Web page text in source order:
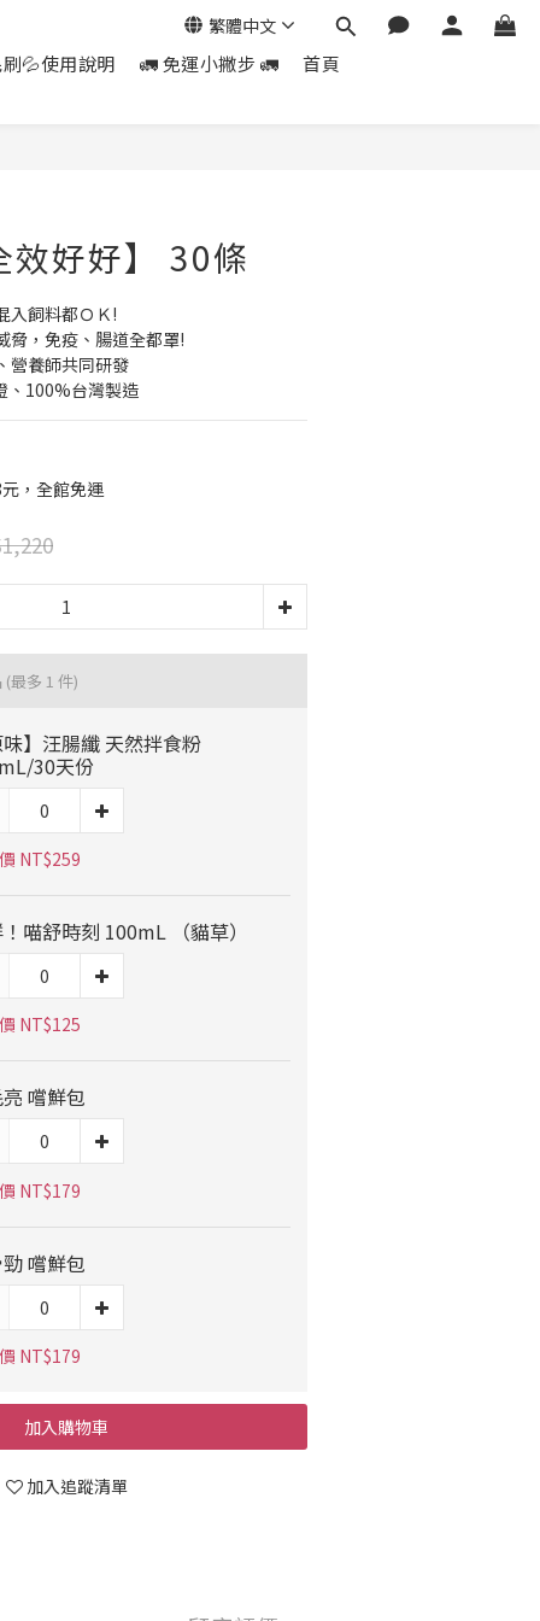
繁體中文
💦使用說明 🚛 免運小撇步 🚛 首頁
效好好】 30條
入飼料都ＯＫ!
，免疫、腸道全都罩!
營養師共同研發
、100%台灣製造
，全館免運
(最多 1 件)
】汪腸纖 天然拌食粉
30天份
NT$259
喵舒時刻 100mL （貓草）
NT$125
嚐鮮包
NT$179
嚐鮮包
NT$179
加入購物車
加入追蹤清單